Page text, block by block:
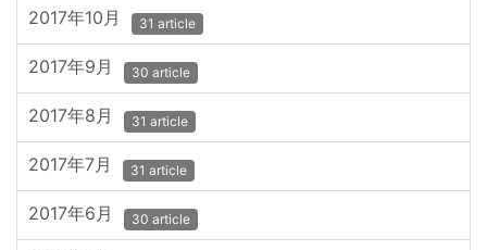
2017年10月 31 article
2017年9月 30 article
2017年8月 31 article
2017年7月 31 article
2017年6月 30 article